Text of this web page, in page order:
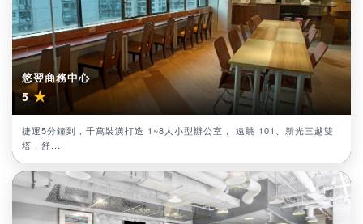
悠翌商務中心
5★
捷運5分鐘到，千萬裝潢打造 1~8人小型辦公室， 遠眺 101、新光三越雙
塔，舒...